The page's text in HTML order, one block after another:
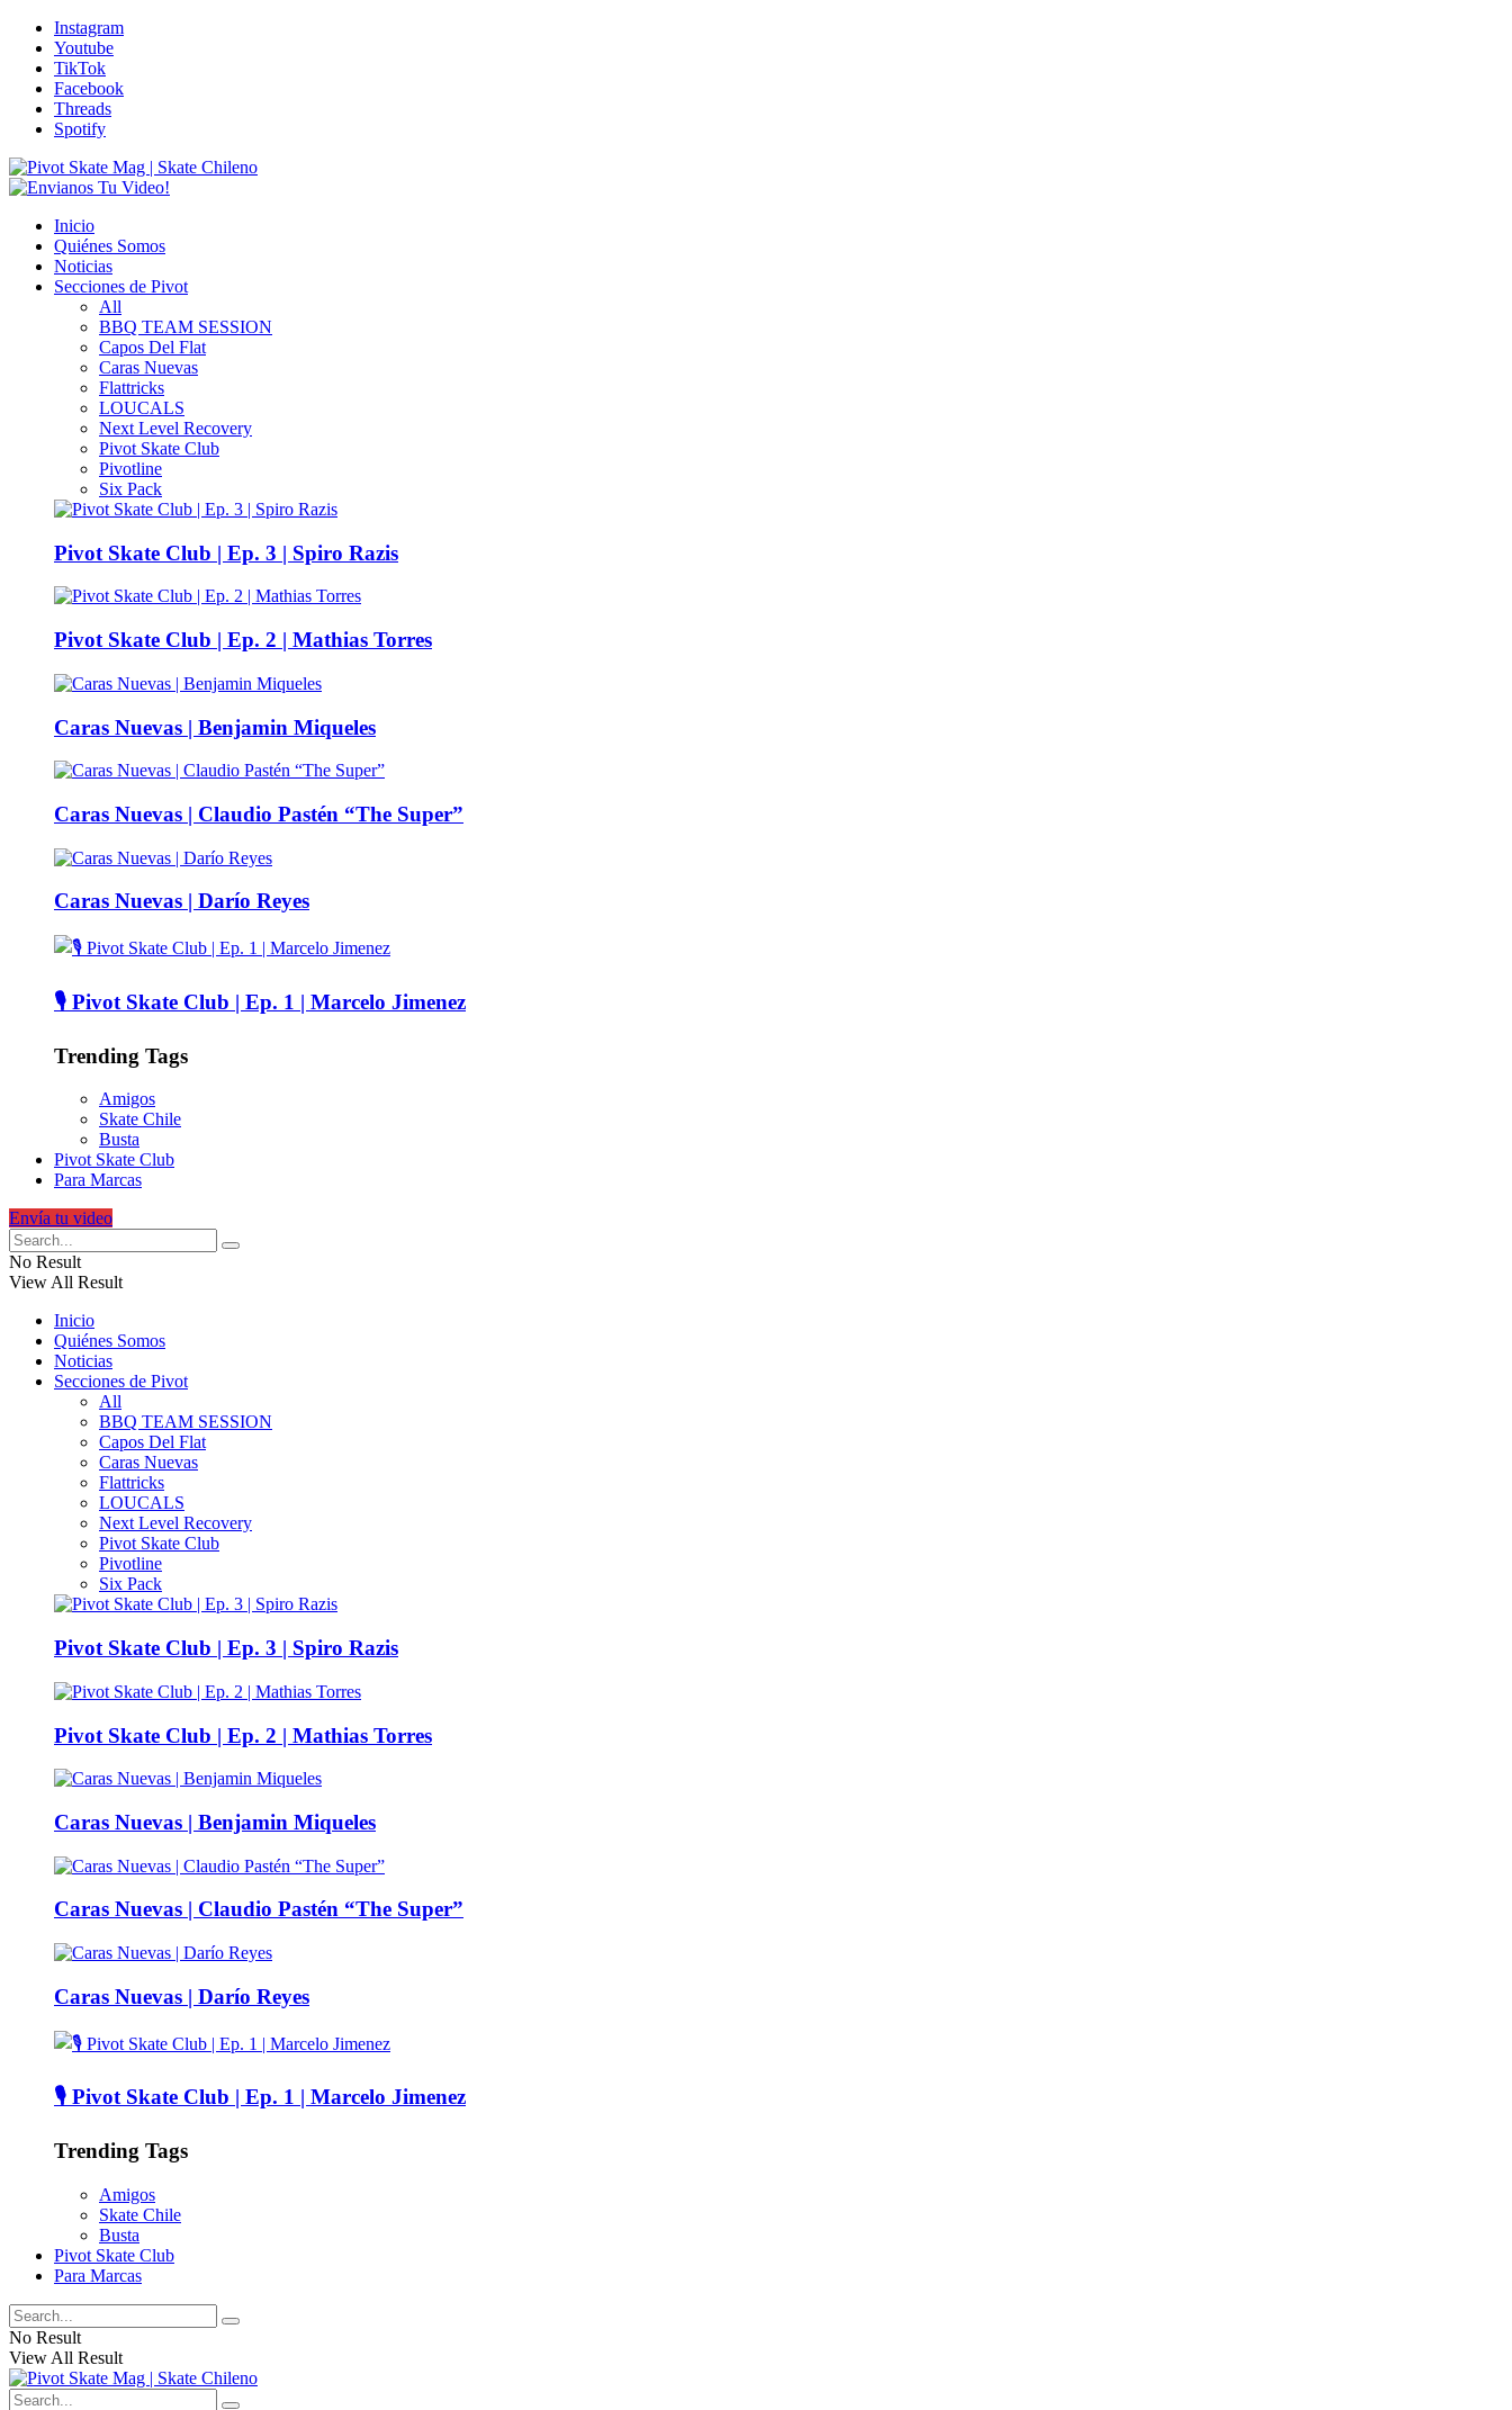
Instagram
Youtube
TikTok
Facebook
Threads
Spotify
Inicio
Quiénes Somos
Noticias
Secciones de Pivot
All
BBQ TEAM SESSION
Capos Del Flat
Caras Nuevas
Flattricks
LOUCALS
Next Level Recovery
Pivot Skate Club
Pivotline
Six Pack
Pivot Skate Club | Ep. 3 | Spiro Razis
Pivot Skate Club | Ep. 2 | Mathias Torres
Caras Nuevas | Benjamin Miqueles
Caras Nuevas | Claudio Pastén “The Super”
Caras Nuevas | Darío Reyes
🎙️ Pivot Skate Club | Ep. 1 | Marcelo Jimenez
Trending Tags
Amigos
Skate Chile
Busta
Pivot Skate Club
Para Marcas
Envía tu video
No Result
View All Result
Inicio
Quiénes Somos
Noticias
Secciones de Pivot
All
BBQ TEAM SESSION
Capos Del Flat
Caras Nuevas
Flattricks
LOUCALS
Next Level Recovery
Pivot Skate Club
Pivotline
Six Pack
Pivot Skate Club | Ep. 3 | Spiro Razis
Pivot Skate Club | Ep. 2 | Mathias Torres
Caras Nuevas | Benjamin Miqueles
Caras Nuevas | Claudio Pastén “The Super”
Caras Nuevas | Darío Reyes
🎙️ Pivot Skate Club | Ep. 1 | Marcelo Jimenez
Trending Tags
Amigos
Skate Chile
Busta
Pivot Skate Club
Para Marcas
No Result
View All Result